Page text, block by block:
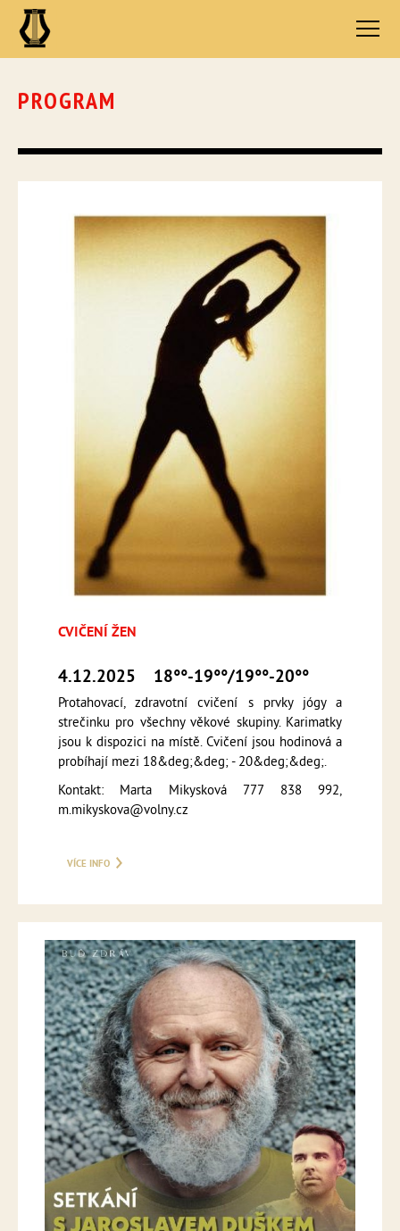
PROGRAM
CVIČENÍ ŽEN
4.12.2025 18°°-19°°/19°°-20°°
Protahovací, zdravotní cvičení s prvky jógy a
strečinku pro všechny věkové skupiny. Karimatky
jsou k dispozici na místě. Cvičení jsou hodinová a
probíhají mezi 18&deg;&deg; - 20&deg;&deg;.
Kontakt: Marta Mikysková 777 838 992,
m.mikyskova@volny.cz
VÍCE INFO